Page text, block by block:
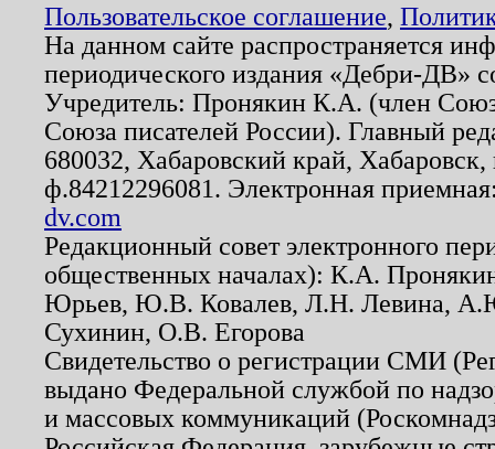
Пользовательское соглашение,
На данном сайте распространяется
периодического издания «Дебри-ДВ»
Учредитель: Пронякин К.А. (член
Союза писателей России). Главный
680032, Хабаровский край,
ф.84212296081. Электронная
dv.com
Редакционный совет электронного
общественных началах): К.А.
Юрьев, Ю.В. Ковалев, Л.Н. Левина,
Сухинин, О.В. Егорова
Свидетельство о регистрации СМИ
выдано Федеральной службой по
и массовых коммуникаций